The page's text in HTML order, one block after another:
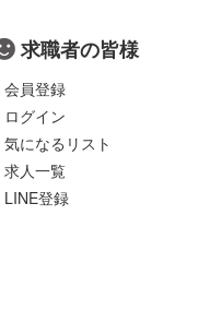
求職者の皆様
会員登録
ログイン
気になるリスト
求人一覧
LINE登録